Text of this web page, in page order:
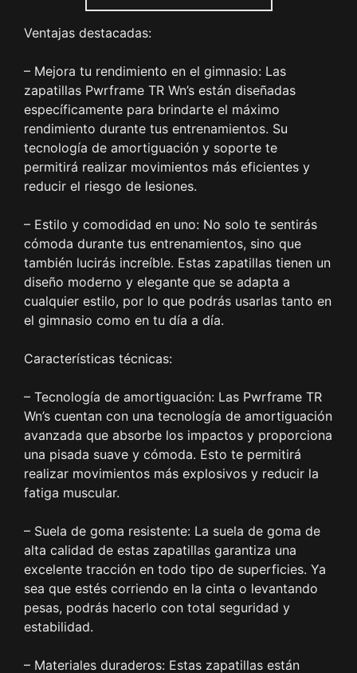
Ventajas destacadas:
– Mejora tu rendimiento en el gimnasio: Las
zapatillas Pwrframe TR Wn’s están diseñadas
específicamente para brindarte el máximo
rendimiento durante tus entrenamientos. Su
tecnología de amortiguación y soporte te
permitirá realizar movimientos más eficientes y
reducir el riesgo de lesiones.
– Estilo y comodidad en uno: No solo te sentirás
cómoda durante tus entrenamientos, sino que
también lucirás increíble. Estas zapatillas tienen un
diseño moderno y elegante que se adapta a
cualquier estilo, por lo que podrás usarlas tanto en
el gimnasio como en tu día a día.
Características técnicas:
– Tecnología de amortiguación: Las Pwrframe TR
Wn’s cuentan con una tecnología de amortiguación
avanzada que absorbe los impactos y proporciona
una pisada suave y cómoda. Esto te permitirá
realizar movimientos más explosivos y reducir la
fatiga muscular.
– Suela de goma resistente: La suela de goma de
alta calidad de estas zapatillas garantiza una
excelente tracción en todo tipo de superficies. Ya
sea que estés corriendo en la cinta o levantando
pesas, podrás hacerlo con total seguridad y
estabilidad.
– Materiales duraderos: Estas zapatillas están